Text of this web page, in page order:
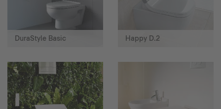
DuraStyle Basic Happy D.2